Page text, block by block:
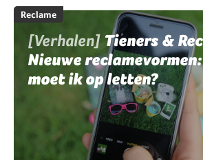
Reclame
[Verhalen] Tieners &
Nieuwe
moet ik op letten?